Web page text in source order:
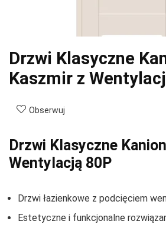
Drzwi Klasyczne
Kaszmir z
Obserwuj
Drzwi Klasyczne
Wentylacją 80P
Drzwi łazienkowe z podcięciem
Estetyczne i funkcjonalne